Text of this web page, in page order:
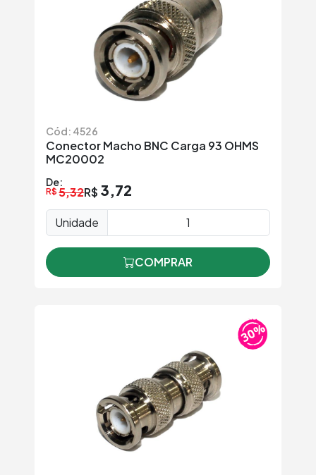
Cód: 4526
Conector Macho BNC Carga 93 OHMS
MC20002
De:
R$ 5,32R$ 3,72
Unidade
COMPRAR